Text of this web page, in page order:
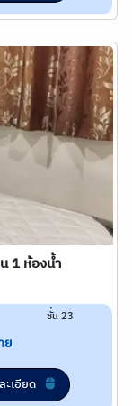
1 ห้องน้ำ
ชั้น 23
ย
ะเอียด